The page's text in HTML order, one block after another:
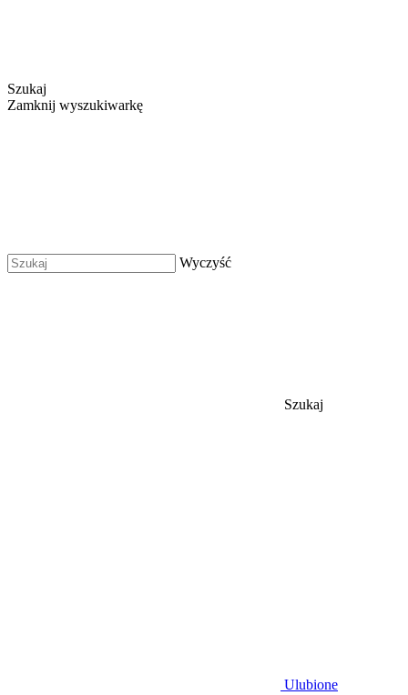
Szukaj
Zamknij wyszukiwarkę
Wyczyść
Szukaj
Ulubione